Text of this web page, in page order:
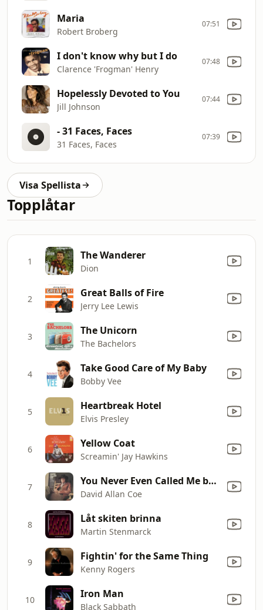
Maria
Robert Broberg
07:51
I don't know why but I do
Clarence 'Frogman' Henry
07:48
Hopelessly Devoted to You
Jill Johnson
07:44
- 31 Faces, Faces
31 Faces, Faces
07:39
Visa Spellista
Topplåtar
1 The Wanderer
Dion
2 Great Balls of Fire
Jerry Lee Lewis
3 The Unicorn
The Bachelors
4 Take Good Care of My Baby
Bobby Vee
5 Heartbreak Hotel
Elvis Presley
6 Yellow Coat
Screamin' Jay Hawkins
7 You Never Even Called Me by My Name
David Allan Coe
8 Låt skiten brinna
Martin Stenmarck
9 Fightin' for the Same Thing
Kenny Rogers
10 Iron Man
Black Sabbath